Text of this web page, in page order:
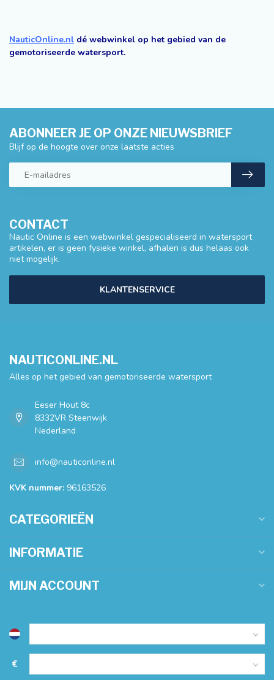
NauticOnline.nl dé webwinkel op het gebied van de
gemotoriseerde watersport.
CONTACT
Nautic Online is een webwinkel gespecialiseerd in watersport
artikelen, er is geen fysieke winkel, afhalen is dus helaas ook
niet mogelijk.
KLANTENSERVICE
ABONNEER JE OP ONZE NIEUWSBRIEF
Blijf op de hoogte over onze laatste acties
NAUTICONLINE.NL
Alles op het gebied van gemotoriseerde watersport
Eeser Hout 8c
8332VR Steenwijk
Nederland
info@nauticonline.nl
KVK nummer: 96163526
CATEGORIEËN
INFORMATIE
MIJN ACCOUNT
€